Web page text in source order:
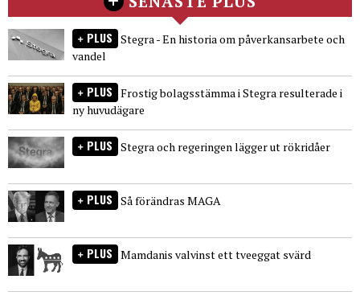
PLUS Stegra - En historia om påverkansarbete och
vandel
PLUS Frostig bolagsstämma i Stegra resulterade i
ny huvudägare
PLUS Stegra och regeringen lägger ut rökridåer
PLUS Så förändras MAGA
PLUS Mamdanis valvinst ett tveeggat svärd